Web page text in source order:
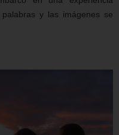
y las imágenes se